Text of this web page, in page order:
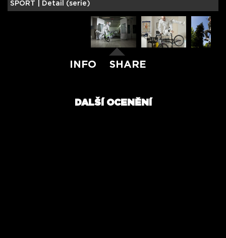
SPORT | Detail (serie)
INFO SHARE
DALŠÍ OCENĚNÍ